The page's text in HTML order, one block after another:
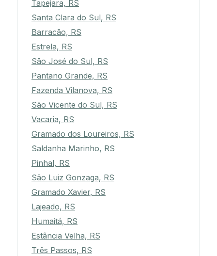
Tapejara, RS
Santa Clara do Sul, RS
Barracão, RS
Estrela, RS
São José do Sul, RS
Pantano Grande, RS
Fazenda Vilanova, RS
São Vicente do Sul, RS
Vacaria, RS
Gramado dos Loureiros, RS
Saldanha Marinho, RS
Pinhal, RS
São Luiz Gonzaga, RS
Gramado Xavier, RS
Lajeado, RS
Humaitá, RS
Estância Velha, RS
Três Passos, RS